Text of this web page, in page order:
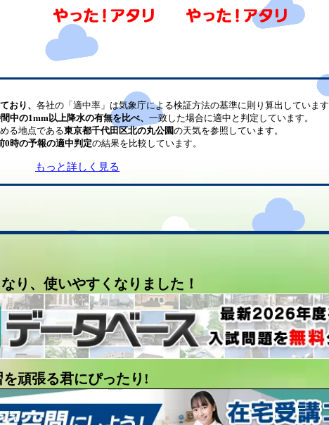
おり、 各社の「適中率」は気象庁による検証方法の基準に則り算出しています
中の1mm以上降水の有無を比べ、 一致した場合に適中と判定しています。
る地点である東京都千代田区北の丸公園の天気を参照しています。
0時の予報の適中判定の結果を比較しています。
もっと詳しく見る
り、使いやすくなりました！
を頑張る君にぴったり!